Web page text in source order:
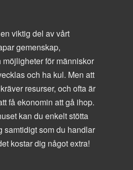
viktig del av vårt
gemenskap,
för människor
och ha kul. Men att
resurser, och ofta är
få ekonomin att gå ihop.
kan du enkelt stötta
samtidigt som du handlar
kostar dig något extra!